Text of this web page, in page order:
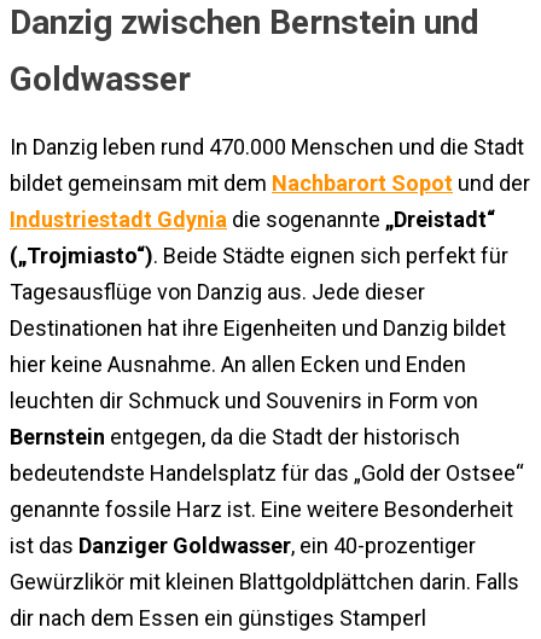
Danzig zwischen Bernstein und
Goldwasser
In Danzig leben rund 470.000 Menschen und die Stadt
bildet gemeinsam mit dem Nachbarort Sopot und der
Industriestadt Gdynia die sogenannte „Dreistadt“
(„Trojmiasto“). Beide Städte eignen sich perfekt für
Tagesausflüge von Danzig aus. Jede dieser
Destinationen hat ihre Eigenheiten und Danzig bildet
hier keine Ausnahme. An allen Ecken und Enden
leuchten dir Schmuck und Souvenirs in Form von
Bernstein entgegen, da die Stadt der historisch
bedeutendste Handelsplatz für das „Gold der Ostsee“
genannte fossile Harz ist. Eine weitere Besonderheit
ist das Danziger Goldwasser, ein 40-prozentiger
Gewürzlikör mit kleinen Blattgoldplättchen darin. Falls
dir nach dem Essen ein günstiges Stamperl